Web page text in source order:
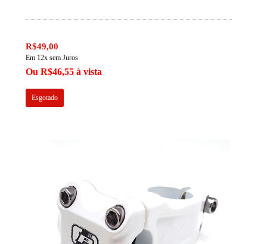
R$49,00
Em 12x sem Juros
Ou R$46,55 à vista
Esgotado